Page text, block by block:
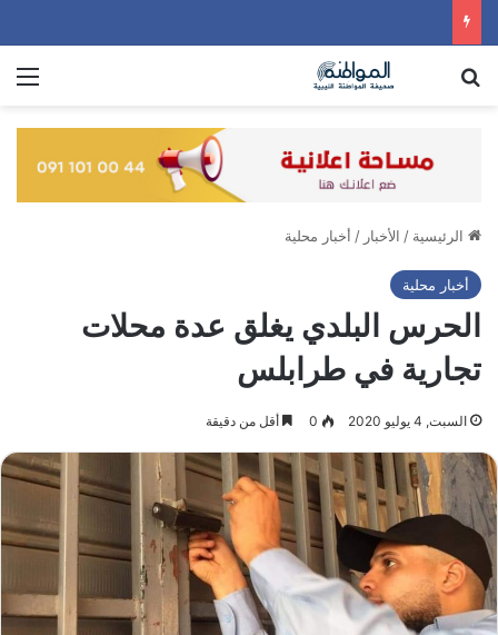
الرئيسية / الأخبار / أخبار محلية
أخبار محلية
الحرس البلدي يغلق عدة محلات
تجارية في طرابلس
السبت, 4 يوليو 2020 0 أقل من دقيقة